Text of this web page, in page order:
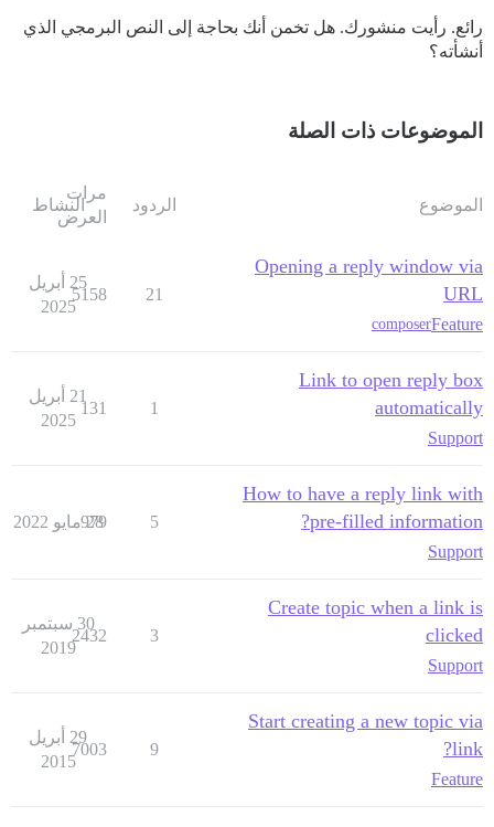
رائع. رأيت منشورك. هل تخمن أنك بحاجة إلى النص البرمجي الذي
أنشأته؟
الموضوعات ذات الصلة
الموضوع الردود
مرات
العرض
النشاط
Opening a reply window via
URL
Feature
composer
21
5158
25 أبريل
2025
Link to open reply box
automatically
Support
1
131
21 أبريل
2025
How to have a reply link with
pre-filled information?
Support
5
979
28 مايو 2022
Create topic when a link is
clicked
Support
3
2432
30 سبتمبر
2019
Start creating a new topic via
link?
Feature
9
7003
29 أبريل
2015